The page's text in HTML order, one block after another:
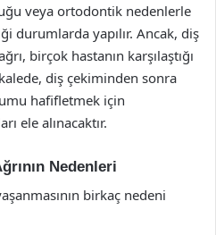
veya ortodontik nedenlerle
durumlarda yapılır. Ancak, diş
birçok hastanın karşılaştığı
diş çekiminden sonra
hafifletmek için
ele alınacaktır.
Nedenleri
birkaç nedeni